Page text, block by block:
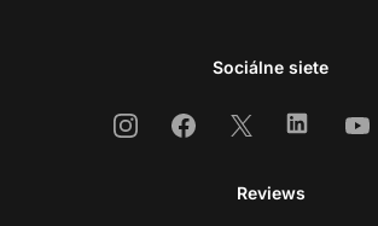
Sociálne siete
InstagramFacebook
X Linkedin
Reviews